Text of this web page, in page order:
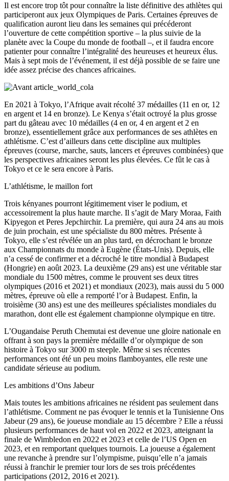
Il est encore trop tôt pour connaître la liste définitive des athlètes qui
participeront aux jeux Olympiques de Paris. Certaines épreuves de
qualification auront lieu dans les semaines qui précéderont
l’ouverture de cette compétition sportive – la plus suivie de la
planète avec la Coupe du monde de football –, et il faudra encore
patienter pour connaître l’intégralité des heureuses et heureux élus.
Mais à sept mois de l’événement, il est déjà possible de se faire une
idée assez précise des chances africaines.
En 2021 à Tokyo, l’Afrique avait récolté 37 médailles (11 en or, 12
en argent et 14 en bronze). Le Kenya s’était octroyé la plus grosse
part du gâteau avec 10 médailles (4 en or, 4 en argent et 2 en
bronze), essentiellement grâce aux performances de ses athlètes en
athlétisme. C’est d’ailleurs dans cette discipline aux multiples
épreuves (course, marche, sauts, lancers et épreuves combinées) que
les perspectives africaines seront les plus élevées. Ce fût le cas à
Tokyo et ce le sera encore à Paris.
L’athlétisme, le maillon fort
Trois kényanes pourront légitimement viser le podium, et
accessoirement la plus haute marche. Il s’agit de Mary Moraa, Faith
Kipyegon et Peres Jepchirchir. La première, qui aura 24 ans au mois
de juin prochain, est une spécialiste du 800 mètres. Présente à
Tokyo, elle s’est révélée un an plus tard, en décrochant le bronze
aux Championnats du monde à Eugène (États-Unis). Depuis, elle
n’a cessé de confirmer et a décroché le titre mondial à Budapest
(Hongrie) en août 2023. La deuxième (29 ans) est une véritable star
mondiale du 1500 mètres, comme le prouvent ses deux titres
olympiques (2016 et 2021) et mondiaux (2023), mais aussi du 5 000
mètres, épreuve où elle a remporté l’or à Budapest. Enfin, la
troisième (30 ans) est une des meilleures spécialistes mondiales du
marathon, dont elle est également championne olympique en titre.
L’Ougandaise Peruth Chemutai est devenue une gloire nationale en
offrant à son pays la première médaille d’or olympique de son
histoire à Tokyo sur 3000 m steeple. Même si ses récentes
performances ont été un peu moins flamboyantes, elle reste une
candidate sérieuse au podium.
Les ambitions d’Ons Jabeur
Mais toutes les ambitions africaines ne résident pas seulement dans
l’athlétisme. Comment ne pas évoquer le tennis et la Tunisienne Ons
Jabeur (29 ans), 6e joueuse mondiale au 15 décembre ? Elle a réussi
plusieurs performances de haut vol en 2022 et 2023, atteignant la
finale de Wimbledon en 2022 et 2023 et celle de l’US Open en
2023, et en remportant quelques tournois. La joueuse a également
une revanche à prendre sur l’olympisme, puisqu’elle n’a jamais
réussi à franchir le premier tour lors de ses trois précédentes
participations (2012, 2016 et 2021).